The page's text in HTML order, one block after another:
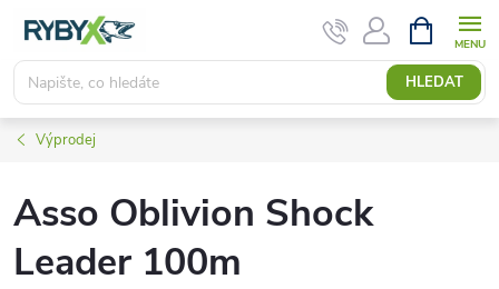
obsah
HLEDAT
NÁKUPNÍ
KOŠÍK
Výprodej
Asso Oblivion Shock
Leader 100m